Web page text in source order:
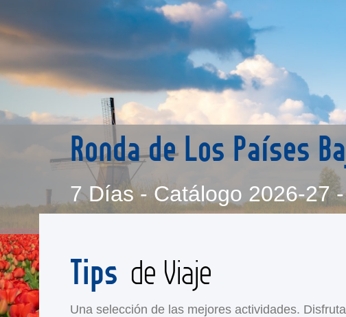
Ronda de Los Países
7 Días - Catálogo 2026-27
Tips de Viaje
Una selección de las mejores actividades.